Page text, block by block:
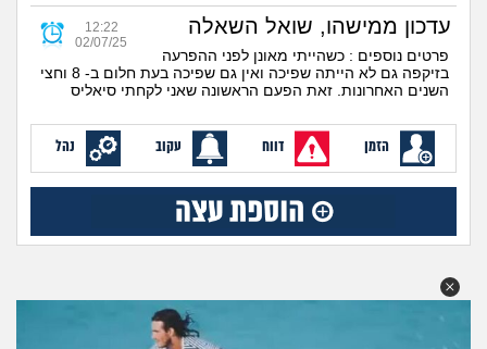
הורות ומשפחה
מתבגרים
מהבקו"ם... ועד מתי?!
לימודים וסטודנטים
חברים ואנשים
עדכון ממישהו, שואל השאלה
12:22
02/07/25
פרטים נוספים : כשהייתי מאונן לפני ההפרעה
בזיקפה גם לא הייתה שפיכה ואין גם שפיכה בעת חלום ב- 8 וחצי
השנים האחרונות. זאת הפעם הראשונה שאני לקחתי סיאליס
הזמן דווח עקוב נהל